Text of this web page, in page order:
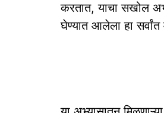
करतात, याचा सखोल
घेण्यात आलेला हा